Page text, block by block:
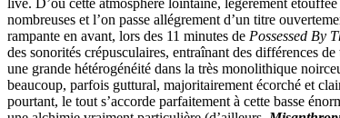
live. D’où cette atmosphère lointaine, légèrement
nombreuses et l’on passe allégrement d’un titre
rampante en avant, lors des 11 minutes de Possessed By
des sonorités crépusculaires, entraînant des différences
une grande hétérogénéité dans la très monolithique
beaucoup, parfois guttural, majoritairement écorché et
pourtant, le tout s’accorde parfaitement à cette basse